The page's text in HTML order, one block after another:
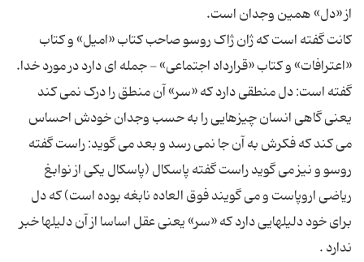
کانت گفته است که ژان ژاک روسو صاحب کتاب «امیل» و کتاب
«اعترافات» و کتاب «قرارداد اجتماعی» - جمله اى دارد در مورد خدا.
گفته است: دل منطقى دارد که «سر» آن منطق را درک نمى کند
یعنى گاهى انسان چیزهایى را به حسب وجدان خودش احساس
مى کند که فکرش به آن جا نمى رسد و بعد مى گوید: راست گفته
روسو و نیز مى گوید راست گفته پاسکال (پاسکال یکى از نوابغ
ریاضى اروپاست و مى گویند فوق العاده نابغه بوده است) که دل
براى خود دلیلهایى دارد که «سر» یعنى عقل اساسا از آن دلیلها خبر